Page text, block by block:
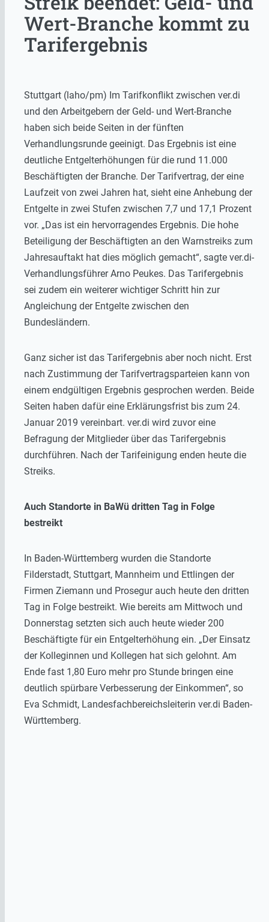
Wert-Branche kommt zu
Tarifergebnis
Stuttgart (laho/pm) Im Tarifkonflikt zwischen ver.di
und den Arbeitgebern der Geld- und Wert-Branche
haben sich beide Seiten in der fünften
Verhandlungsrunde geeinigt. Das Ergebnis ist eine
deutliche Entgelterhöhungen für die rund 11.000
Beschäftigten der Branche. Der Tarifvertrag, der eine
Laufzeit von zwei Jahren hat, sieht eine Anhebung der
Entgelte in zwei Stufen zwischen 7,7 und 17,1 Prozent
vor. „Das ist ein hervorragendes Ergebnis. Die hohe
Beteiligung der Beschäftigten an den Warnstreiks zum
Jahresauftakt hat dies möglich gemacht“, sagte ver.di-
Verhandlungsführer Arno Peukes. Das Tarifergebnis
sei zudem ein weiterer wichtiger Schritt hin zur
Angleichung der Entgelte zwischen den
Bundesländern.
Ganz sicher ist das Tarifergebnis aber noch nicht. Erst
nach Zustimmung der Tarifvertragsparteien kann von
einem endgültigen Ergebnis gesprochen werden. Beide
Seiten haben dafür eine Erklärungsfrist bis zum 24.
Januar 2019 vereinbart. ver.di wird zuvor eine
Befragung der Mitglieder über das Tarifergebnis
durchführen. Nach der Tarifeinigung enden heute die
Streiks.
Auch Standorte in BaWü dritten Tag in Folge
bestreikt
In Baden-Württemberg wurden die Standorte
Filderstadt, Stuttgart, Mannheim und Ettlingen der
Firmen Ziemann und Prosegur auch heute den dritten
Tag in Folge bestreikt. Wie bereits am Mittwoch und
Donnerstag setzten sich auch heute wieder 200
Beschäftigte für ein Entgelterhöhung ein. „Der Einsatz
der Kolleginnen und Kollegen hat sich gelohnt. Am
Ende fast 1,80 Euro mehr pro Stunde bringen eine
deutlich spürbare Verbesserung der Einkommen“, so
Eva Schmidt, Landesfachbereichsleiterin ver.di Baden-
Württemberg.